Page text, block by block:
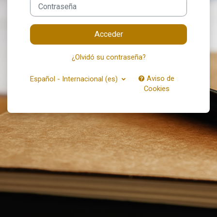
Acceder
¿Olvidó su contraseña?
Español - Internacional ‎(es)‎
Aviso de
Cookies